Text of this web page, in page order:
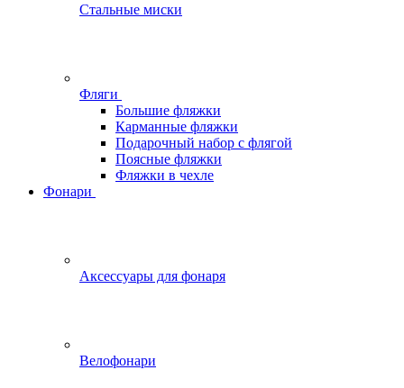
Стальные миски
Фляги
Большие фляжки
Карманные фляжки
Подарочный набор с флягой
Поясные фляжки
Фляжки в чехле
Фонари
Аксессуары для фонаря
Велофонари